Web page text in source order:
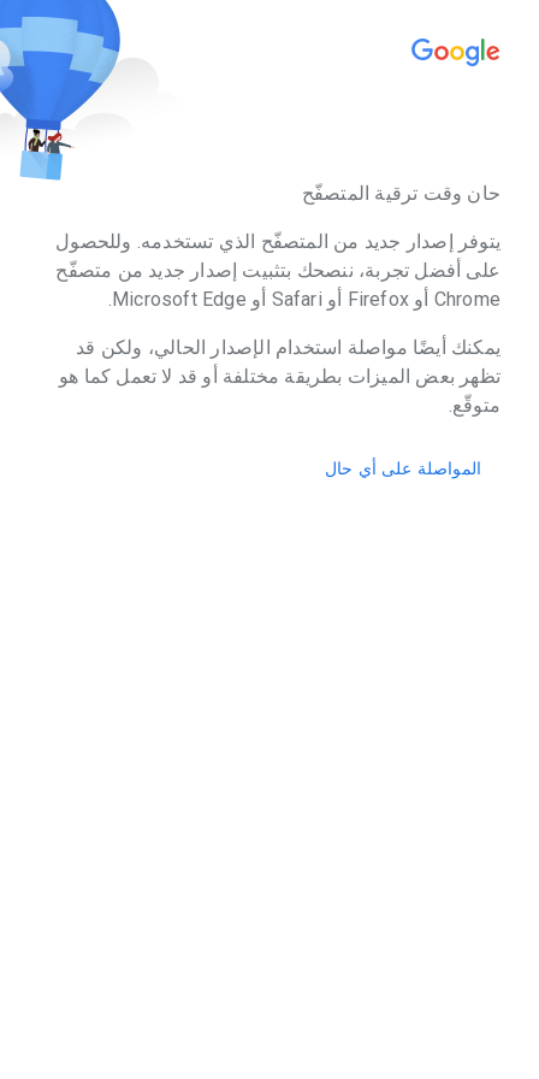
حان وقت ترقية المتصفّح
يتوفر إصدار جديد من المتصفّح الذي تستخدمه. وللحصول
على أفضل تجربة، ننصحك بتثبيت إصدار جديد من متصفّح
Chrome أو Firefox أو Safari أو Microsoft Edge.
يمكنك أيضًا مواصلة استخدام الإصدار الحالي، ولكن قد
تظهر بعض الميزات بطريقة مختلفة أو قد لا تعمل كما هو
متوقّع.
المواصلة على أي حال